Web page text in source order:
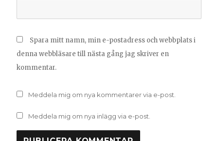
Spara mitt namn, min e-postadress och webbplats i
denna webbläsare till nästa gång jag skriver en
kommentar.
Meddela mig om nya kommentarer via e-post.
Meddela mig om nya inlägg via e-post.